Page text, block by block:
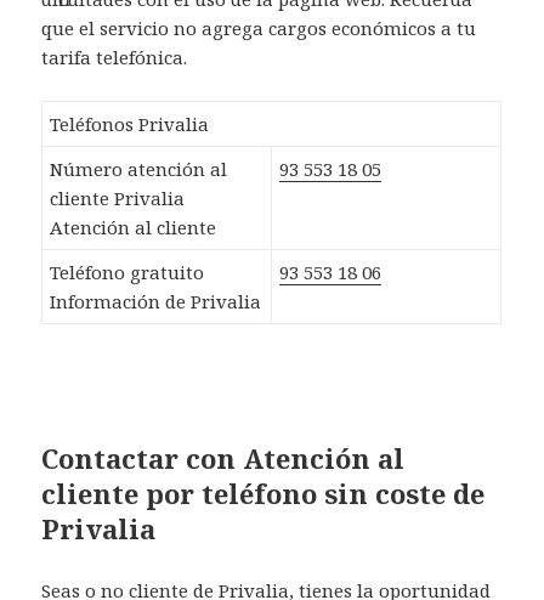
que el servicio no agrega cargos económicos a tu
tarifa telefónica.
Teléfonos Privalia
Número atención al
cliente Privalia
Atención al cliente
93 553 18 05
Teléfono gratuito
Información de Privalia
93 553 18 06
Contactar con Atención al
cliente por teléfono sin coste de
Privalia
Seas o no cliente de Privalia, tienes la oportunidad